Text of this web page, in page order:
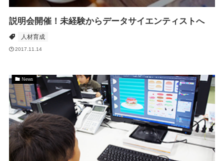
説明会開催！未経験からデータサイエンティストへ
人材育成
2017.11.14
News